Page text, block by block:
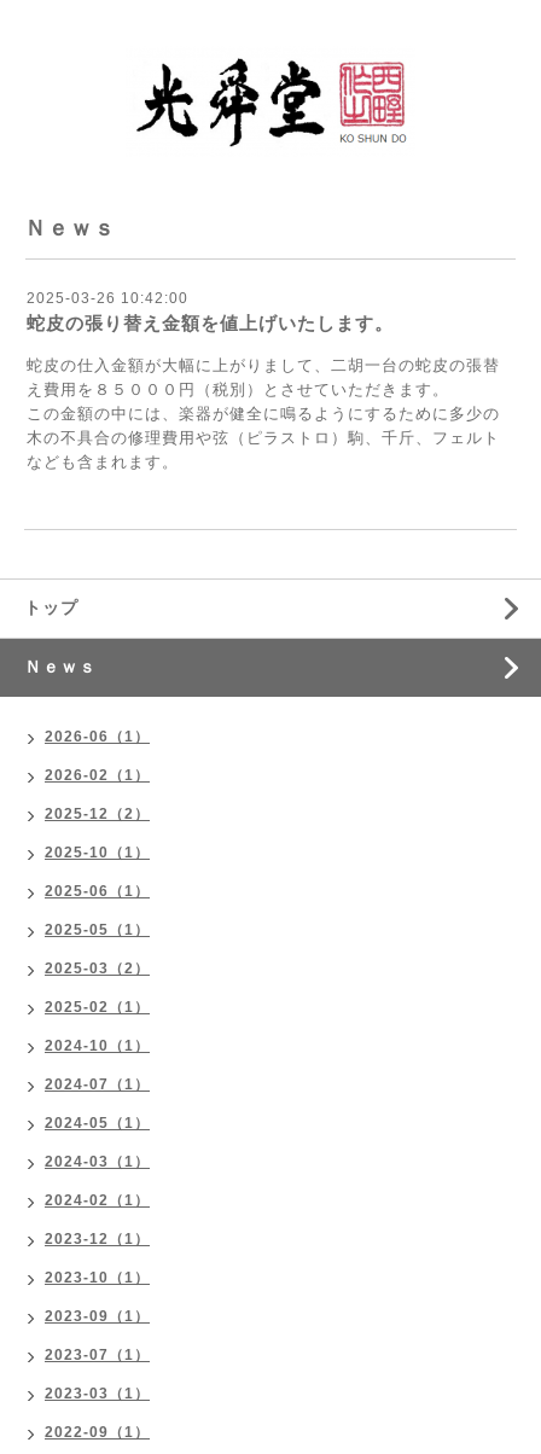
Ｎｅｗｓ
2025-03-26 10:42:00
蛇皮の張り替え金額を値上げいたします。
蛇皮の仕入金額が大幅に上がりまして、二胡一台の蛇皮の張替
え費用を８５０００円（税別）とさせていただきます。
この金額の中には、楽器が健全に鳴るようにするために多少の
木の不具合の修理費用や弦（ピラストロ）駒、千斤、フェルト
なども含まれます。
トップ
Ｎｅｗｓ
2026-06（1）
2026-02（1）
2025-12（2）
2025-10（1）
2025-06（1）
2025-05（1）
2025-03（2）
2025-02（1）
2024-10（1）
2024-07（1）
2024-05（1）
2024-03（1）
2024-02（1）
2023-12（1）
2023-10（1）
2023-09（1）
2023-07（1）
2023-03（1）
2022-09（1）